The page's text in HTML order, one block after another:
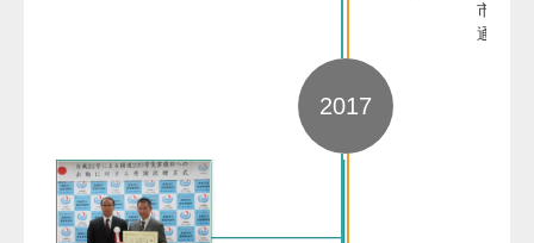
市～北
通
2017